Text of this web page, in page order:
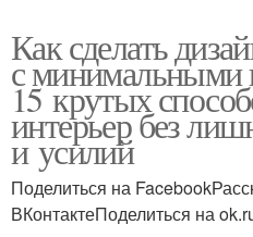
Как сделать
с минимальными
15 крутых
интерьер без
и усилий
Поделиться на
ВКонтактеПоделиться на